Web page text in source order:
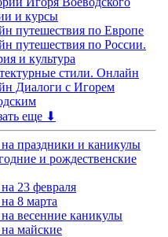
и курсы
путешествия по Европе
путешествия по России.
и культура
стили. Онлайн
Диалоги с Игорем
еще ⬇
праздники и каникулы
и рождественские
23 февраля
8 марта
весенние каникулы
майские